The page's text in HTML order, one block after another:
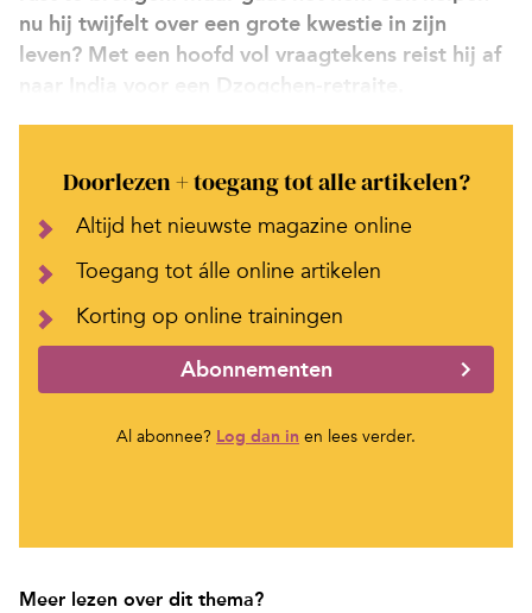
nu hij twijfelt over een grote kwestie in zijn
leven? Met een hoofd vol vraagtekens reist hij af
naar India voor een Dzogchen-retraite.
Doorlezen + toegang tot alle artikelen?
Altijd het nieuwste magazine online
Toegang tot álle online artikelen
Korting op online trainingen
Abonnementen
Al abonnee? Log dan in en lees verder.
Meer lezen over dit thema?